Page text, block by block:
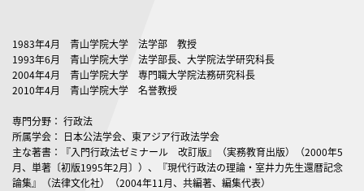
1983年4月 青山学院大学 法学部 教授
1993年6月 青山学院大学 法学部長、大学院法学研究科長
2004年4月 青山学院大学 専門職大学院法務研究科長
2010年4月 青山学院大学 名誉教授
専門分野： 行政法
所属学会： 日本公法学会、東アジア行政法学会
主な著書：『入門行政法ゼミナール 改訂版』（実務教育出版）（2000年5
月、単著〔初版1995年2月〕）、『現代行政法の理論・室井力先生還暦記念
論集』（法律文化社）（2004年11月、共編著、編集代表）